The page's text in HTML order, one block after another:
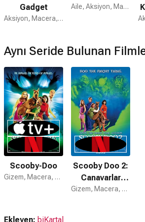
Gadget
Aksiyon, Macera, Komedi
Aile, Aksiyon, Macera
Aynı Seride Bulunan
Scooby-Doo
Gizem, Macera, Komedi
Scooby Doo 2:
Canavarlar
Kaçtı
Gizem, Macera, Komedi
Ekleyen: bjKartal